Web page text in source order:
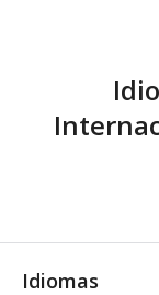
Idiomas